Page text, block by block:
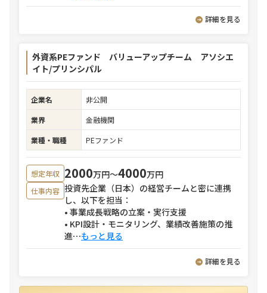
詳細を見る
外資系PEファンド バリューアップチーム アソシエ
イト/プリンシパル
企業名
非公開
業界
金融機関
業種・職種
PEファンド
想定年収 2000万円〜4000万円
仕事内容 投資先企業（日本）の経営チームと密に連携
し、以下を担当：
• 事業成長戦略の立案・実行支援
• KPI設計・モニタリング、業績改善施策の推
進⋯もっと見る
詳細を見る